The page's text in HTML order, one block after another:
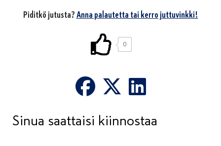
Piditkö jutusta?Anna palautetta tai kerro juttuvinkki!
0
Sinua saattaisi kiinnostaa